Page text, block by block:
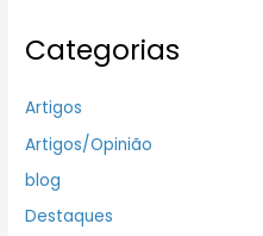
Categorias
Artigos
Artigos/Opinião
blog
Destaques